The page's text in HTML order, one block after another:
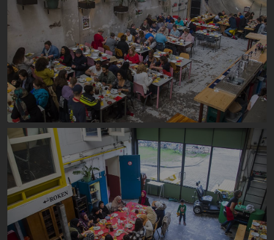
Image